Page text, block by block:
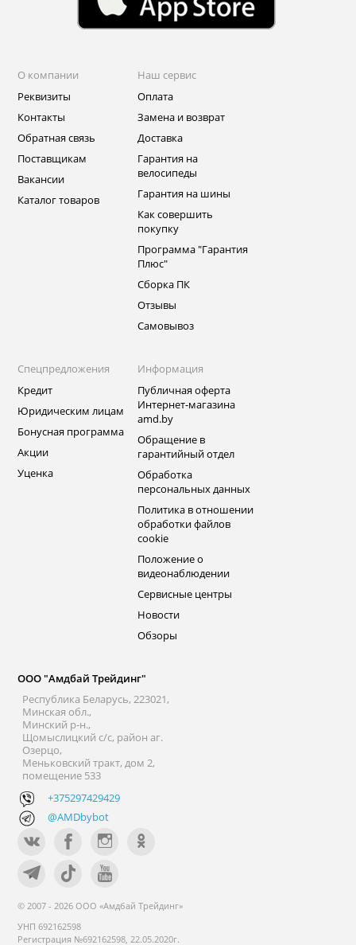
О компании
Реквизиты
Контакты
Обратная связь
Поставщикам
Вакансии
Каталог товаров
Наш сервис
Оплата
Замена и возврат
Доставка
Гарантия на
велосипеды
Гарантия на шины
Как совершить
покупку
Программа "Гарантия
Плюс"
Сборка ПК
Отзывы
Самовывоз
Спецпредложения
Кредит
Юридическим лицам
Бонусная программа
Акции
Уценка
Информация
Публичная оферта
Интернет-магазина
amd.by
Обращение в
гарантийный отдел
Обработка
персональных данных
Политика в отношении
обработки файлов
cookie
Положение о
видеонаблюдении
Сервисные центры
Новости
Обзоры
ООО "Амдбай Трейдинг"
Республика Беларусь, 223021,
Минская обл.,
Минский р-н.,
Щомыслицкий с/с, район аг.
Озерцо,
Меньковский тракт, дом 2,
помещение 533
+375297429429
@AMDbybot
© 2007 - 2026 ООО «Амдбай Трейдинг»
УНП 692162598
Регистрация №692162598, 22.05.2020г.